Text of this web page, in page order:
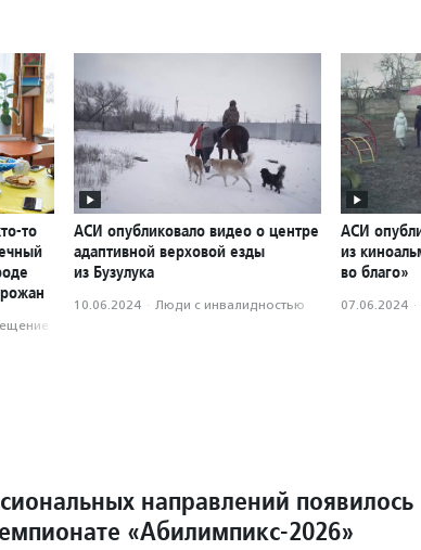
то
АСИ опубликовало видео о центре
адаптивной верховой езды
из Бузулука
10.06.2024 · Люди с инвалидностью
АСИ
из
во благо»
07.06.2024 ·
направлений появилось
«Абилимпикс-2026»